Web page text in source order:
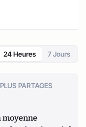
(INHESJ).
24 Heures 7 Jours
PLUS PARTAGES
moyenne